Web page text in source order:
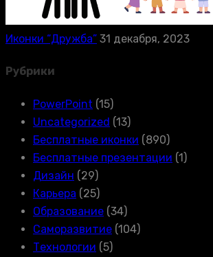
Иконки “Дружба” 31 декабря, 2023
Рубрики
PowerPoint (15)
Uncategorized (13)
Бесплатные иконки (890)
Бесплатные презентации (1)
Дизайн (29)
Карьера (25)
Образование (34)
Саморазвитие (104)
Технологии (5)